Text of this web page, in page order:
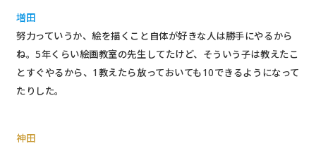
増田
努力っていうか、絵を描くこと自体が好きな人は勝手にやるから
ね。5年くらい絵画教室の先生してたけど、そういう子は教えたこ
とすぐやるから、1教えたら放っておいても10できるようになって
たりした。
神田